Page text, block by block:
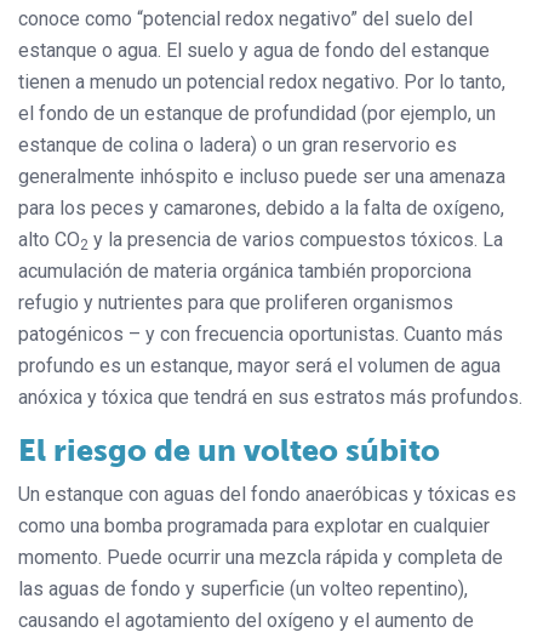
conoce como “potencial redox negativo” del suelo del
estanque o agua. El suelo y agua de fondo del estanque
tienen a menudo un potencial redox negativo. Por lo tanto,
el fondo de un estanque de profundidad (por ejemplo, un
estanque de colina o ladera) o un gran reservorio es
generalmente inhóspito e incluso puede ser una amenaza
para los peces y camarones, debido a la falta de oxígeno,
alto CO2 y la presencia de varios compuestos tóxicos. La
acumulación de materia orgánica también proporciona
refugio y nutrientes para que proliferen organismos
patogénicos – y con frecuencia oportunistas. Cuanto más
profundo es un estanque, mayor será el volumen de agua
anóxica y tóxica que tendrá en sus estratos más profundos.
El riesgo de un volteo súbito
Un estanque con aguas del fondo anaeróbicas y tóxicas es
como una bomba programada para explotar en cualquier
momento. Puede ocurrir una mezcla rápida y completa de
las aguas de fondo y superficie (un volteo repentino),
causando el agotamiento del oxígeno y el aumento de